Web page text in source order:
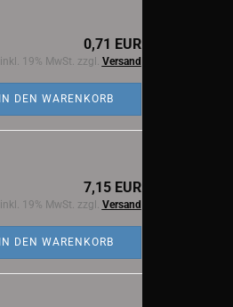
0,71 EUR
inkl. 19% MwSt. zzgl. Versand
IN DEN WARENKORB
7,15 EUR
inkl. 19% MwSt. zzgl. Versand
IN DEN WARENKORB